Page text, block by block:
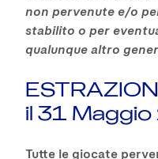
non pervenute e/o
stabilito o per
qualunque altro
il 31
Tutte le giocate